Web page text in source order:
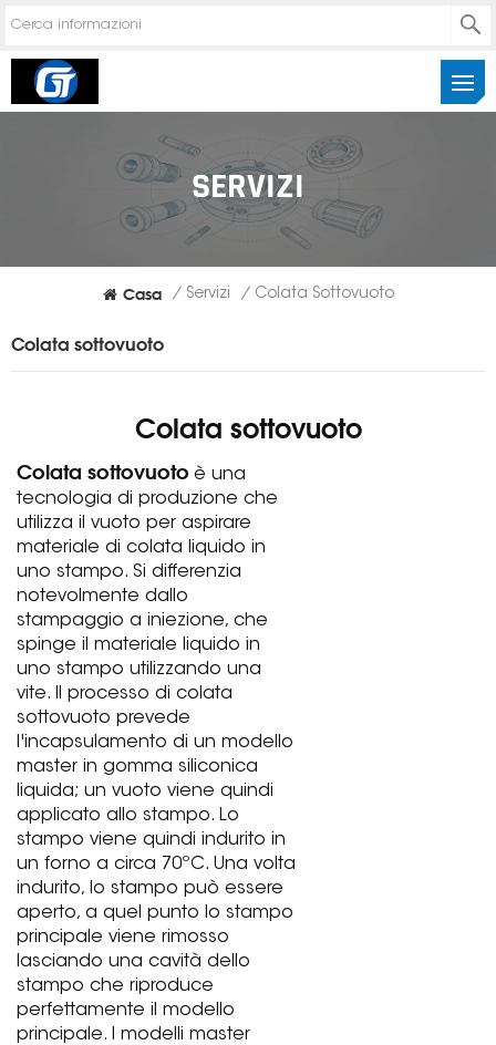
SERVIZI
Casa / Servizi / Colata Sottovuoto
Colata sottovuoto
Colata sottovuoto
Colata sottovuoto è una
tecnologia di produzione che
utilizza il vuoto per aspirare
materiale di colata liquido in
uno stampo. Si differenzia
notevolmente dallo
stampaggio a iniezione, che
spinge il materiale liquido in
uno stampo utilizzando una
vite. Il processo di colata
sottovuoto prevede
l'incapsulamento di un modello
master in gomma siliconica
liquida; un vuoto viene quindi
applicato allo stampo. Lo
stampo viene quindi indurito in
un forno a circa 70ºC. Una volta
indurito, lo stampo può essere
aperto, a quel punto lo stampo
principale viene rimosso
lasciando una cavità dello
stampo che riproduce
perfettamente il modello
principale. I modelli master